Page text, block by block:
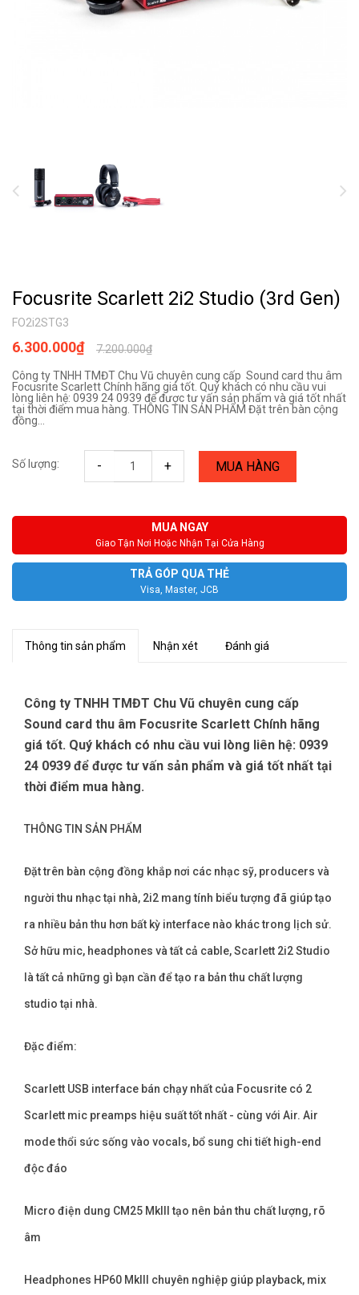
Focusrite Scarlett 2i2 Studio (3rd Gen)
FO2i2STG3
7.200.000₫
6.300.000₫
Công ty TNHH TMĐT Chu Vũ chuyên cung cấp Sound card thu âm
Focusrite Scarlett Chính hãng giá tốt. Quý khách có nhu cầu vui
lòng liên hệ: 0939 24 0939 để được tư vấn sản phẩm và giá tốt nhất
tại thời điểm mua hàng. THÔNG TIN SẢN PHẨM Đặt trên bàn cộng
đồng...
Số lượng: - + MUA HÀNG
MUA NGAY
Giao Tận Nơi Hoặc Nhận Tại Cửa Hàng
TRẢ GÓP QUA THẺ
Visa, Master, JCB
Thông tin sản phẩm Nhận xét Đánh giá
Công ty TNHH TMĐT Chu Vũ chuyên cung cấp
Sound card thu âm Focusrite Scarlett Chính hãng
giá tốt. Quý khách có nhu cầu vui lòng liên hệ: 0939
24 0939 để được tư vấn sản phẩm và giá tốt nhất tại
thời điểm mua hàng.
THÔNG TIN SẢN PHẨM
Đặt trên bàn cộng đồng khắp nơi các nhạc sỹ, producers và
người thu nhạc tại nhà, 2i2 mang tính biểu tượng đã giúp tạo
ra nhiều bản thu hơn bất kỳ interface nào khác trong lịch sử.
Sở hữu mic, headphones và tất cả cable, Scarlett 2i2 Studio
là tất cả những gì bạn cần để tạo ra bản thu chất lượng
studio tại nhà.
Đặc điểm:
Scarlett USB interface bán chạy nhất của Focusrite có 2
Scarlett mic preamps hiệu suất tốt nhất - cùng với Air. Air
mode thổi sức sống vào vocals, bổ sung chi tiết high-end
độc đáo
Micro điện dung CM25 MkIII tạo nên bản thu chất lượng, rõ
âm
Headphones HP60 MkIII chuyên nghiệp giúp playback, mix